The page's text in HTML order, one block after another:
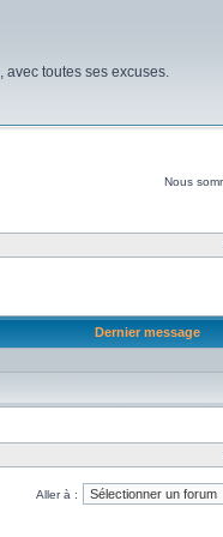
toutes ses excuses.
Nous
Dernier message
Aller à :